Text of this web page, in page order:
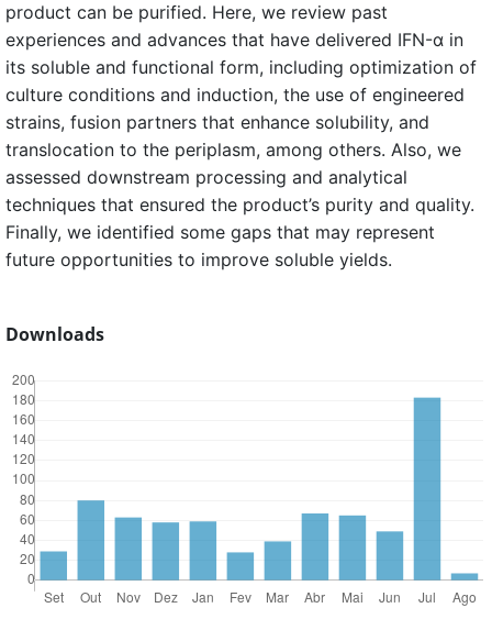
product can be purified. Here, we review past
experiences and advances that have delivered IFN-α in
its soluble and functional form, including optimization of
culture conditions and induction, the use of engineered
strains, fusion partners that enhance solubility, and
translocation to the periplasm, among others. Also, we
assessed downstream processing and analytical
techniques that ensured the product’s purity and quality.
Finally, we identified some gaps that may represent
future opportunities to improve soluble yields.
Downloads